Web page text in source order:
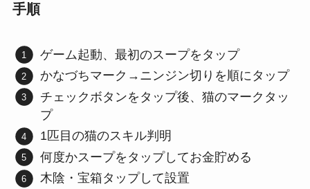
手順
ゲーム起動、最初のスープをタップ
かなづちマーク→ニンジン切りを順にタップ
チェックボタンをタップ後、猫のマークタッ
プ
1匹目の猫のスキル判明
何度かスープをタップしてお金貯める
木陰・宝箱タップして設置